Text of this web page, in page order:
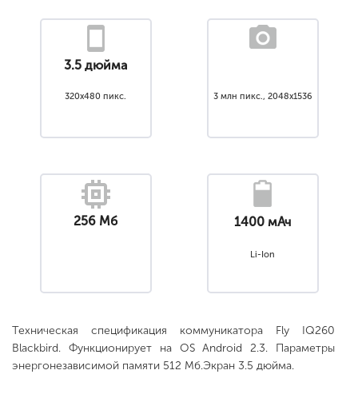
3.5 дюйма
320x480 пикс. 3 млн пикс., 2048x1536
256 Мб 1400 мАч
Li-Ion
Техническая спецификация коммуникатора Fly IQ260
Blackbird. Функционирует на OS Android 2.3. Параметры
энергонезависимой памяти 512 Мб.Экран 3.5 дюйма.